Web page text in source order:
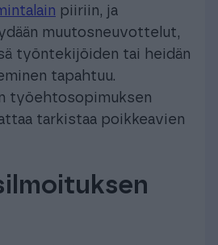
piiriin, ja
muutosneuvottelut,
työntekijöiden tai heidän
tapahtuu.
työehtosopimuksen
tarkistaa poikkeavien